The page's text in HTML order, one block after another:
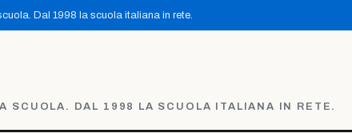
Dal 1998 la scuola italiana in rete.
SCUOLA. DAL 1998 LA SCUOLA ITALIANA IN RETE.